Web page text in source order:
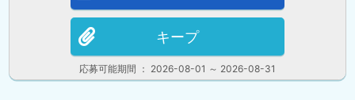
応募可能期間 ： 2026-08-01 ～ 2026-08-31
キープ